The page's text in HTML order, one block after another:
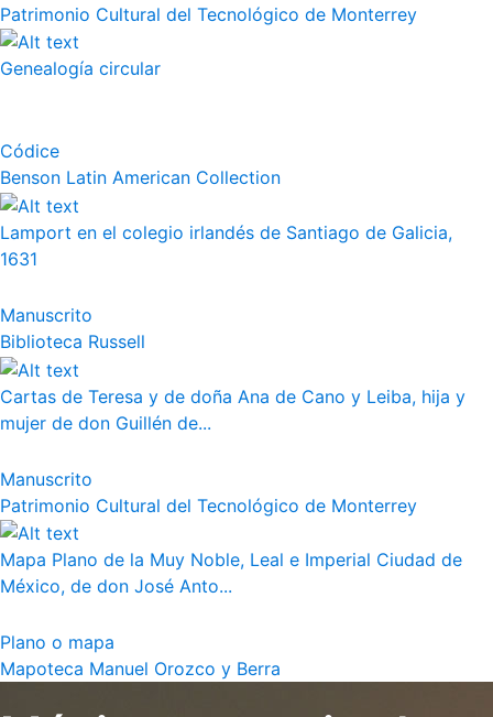
Patrimonio Cultural del Tecnológico de Monterrey
Genealogía circular
Códice
Benson Latin American Collection
Lamport en el colegio irlandés de Santiago de Galicia,
1631
Manuscrito
Biblioteca Russell
Cartas de Teresa y de doña Ana de Cano y Leiba, hija y
mujer de don Guillén de...
Manuscrito
Patrimonio Cultural del Tecnológico de Monterrey
Mapa Plano de la Muy Noble, Leal e Imperial Ciudad de
México, de don José Anto...
Plano o mapa
Mapoteca Manuel Orozco y Berra